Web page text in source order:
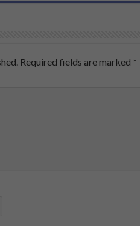
Required fields are marked *